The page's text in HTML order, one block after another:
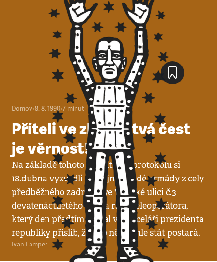
Domov•8. 8. 1990•7 minut
Příteli ve zbrani, tvá čest
je věrnost!
Na základě tohoto kulantního protokolu si
18.dubna vyzvedli důstojníci Rudé armády z cely
předběžného zadržení ve Vlašské ulici č.3
devatenáctiletého vojína radioteleoperátora,
který den předtím dostal v Kanceláři prezidenta
republiky příslib, že se o něj tenhle stát postará.
Ivan Lamper